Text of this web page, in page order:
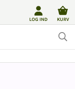
LOG IND KURV